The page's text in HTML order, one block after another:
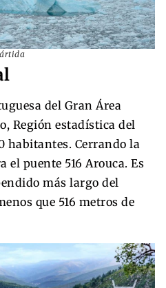
del Gran Área
Región estadística del
habitantes. Cerrando la
el puente 516 Arouca. Es
más largo del
que 516 metros de